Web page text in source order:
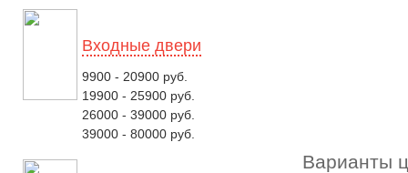
Входные двери
9900 - 20900 руб.
19900 - 25900 руб.
26000 - 39000 руб.
39000 - 80000 руб.
Варианты